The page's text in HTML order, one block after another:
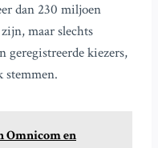
dan 230 miljoen
maar slechts
geregistreerde kiezers,
stemmen.
en